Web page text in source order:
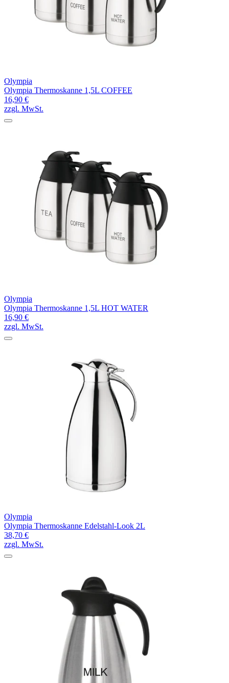
Olympia
Olympia Thermoskanne 1,5L COFFEE
16,90 €
zzgl. MwSt.
Olympia
Olympia Thermoskanne 1,5L HOT WATER
16,90 €
zzgl. MwSt.
Olympia
Olympia Thermoskanne Edelstahl-Look 2L
38,70 €
zzgl. MwSt.